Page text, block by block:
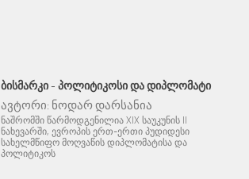
ᲑᲘᲡᲛᲐᲠᲙᲘ - ᲞᲝᲚᲘᲢᲘᲙᲝᲡᲘ ᲓᲐ ᲓᲘᲞᲚᲝᲛᲐᲢᲘ
ავტორი: ნოდარ დარსანია
ნაშრომში წარმოდგენილია XIX საუკუნის II
ნახევარში, ევროპის ერთ-ერთი პუდიდესი
სახელმწიფო მოღვაწის დიპლომატისა და
პოლიტიკოს